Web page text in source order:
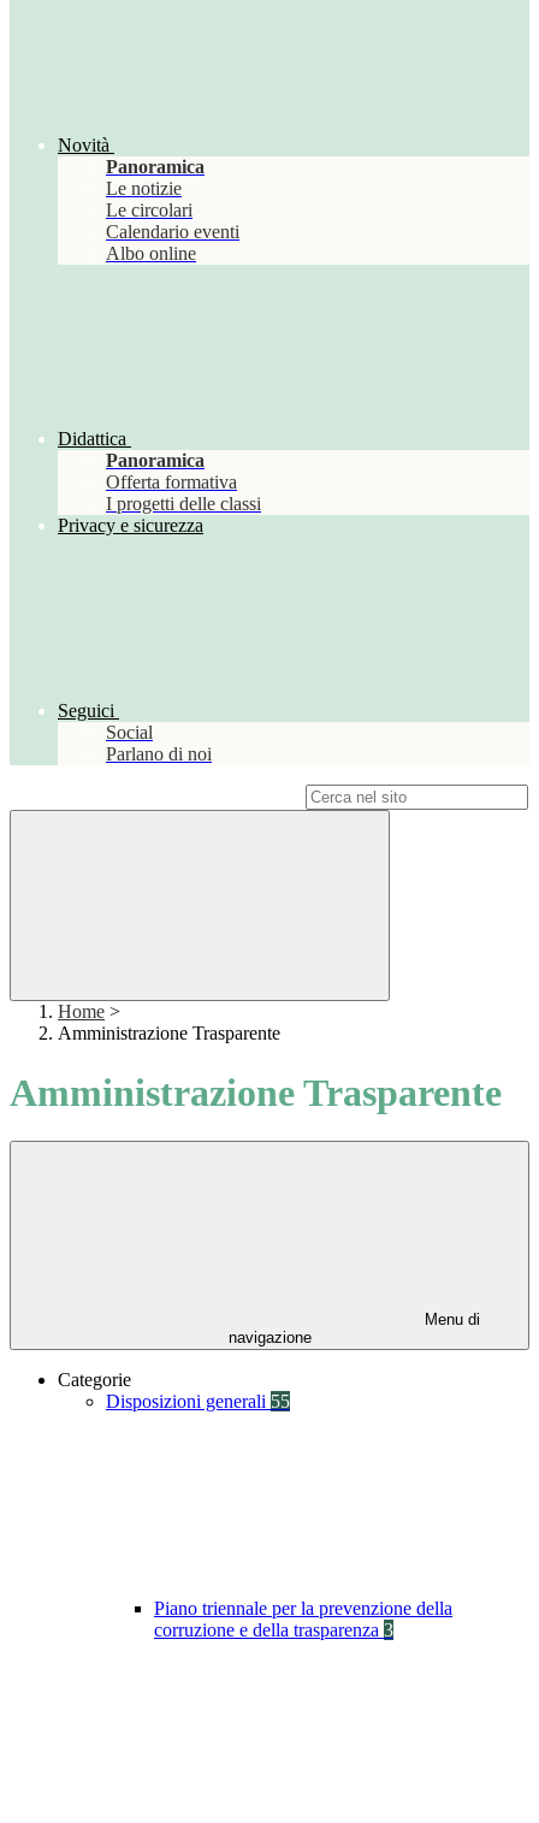
Novità
Panoramica
Le notizie
Le circolari
Calendario eventi
Albo online
Didattica
Panoramica
Offerta formativa
I progetti delle classi
Privacy e sicurezza
Seguici
Social
Parlano di noi
Home >
Amministrazione Trasparente
Amministrazione Trasparente
Menu di
navigazione
Categorie
Disposizioni generali 55
Piano triennale per la prevenzione della
corruzione e della trasparenza 3